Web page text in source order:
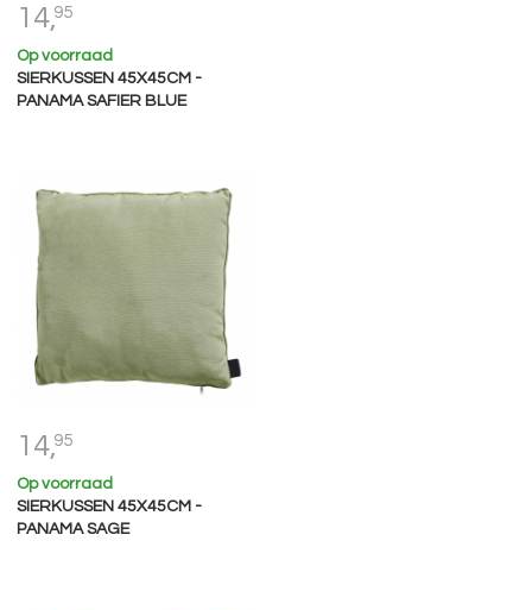
14,95
Op voorraad
SIERKUSSEN 45X45CM -
PANAMA SAFIER BLUE
14,95
Op voorraad
SIERKUSSEN 45X45CM -
PANAMA SAGE